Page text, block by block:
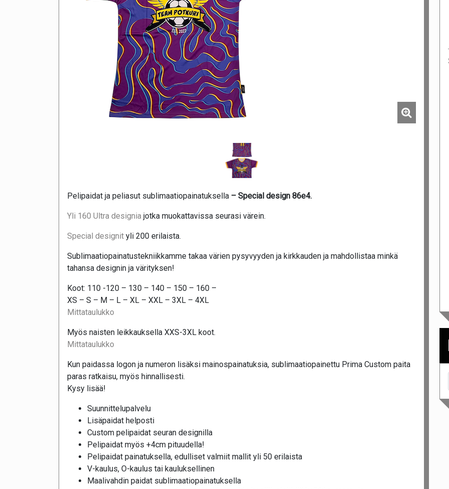
Pelipaidat ja peliasut sublimaatiopainatuksella – Special design 86e4.
Yli 160 Ultra designia jotka muokattavissa seurasi värein.
Special designit yli 200 erilaista.
Sublimaatiopainatustekniikkamme takaa värien pysyvyyden ja kirkkauden ja mahdollistaa minkä
tahansa designin ja värityksen!
Koot: 110 -120 – 130 – 140 – 150 – 160 –
XS – S – M – L – XL – XXL – 3XL – 4XL
Mittataulukko
Myös naisten leikkauksella XXS-3XL koot.
Mittataulukko
Kun paidassa logon ja numeron lisäksi mainospainatuksia, sublimaatiopainettu Prima Custom paita
paras ratkaisu, myös hinnallisesti.
Kysy lisää!
Suunnittelupalvelu
Lisäpaidat helposti
Custom pelipaidat seuran designilla
Pelipaidat myös +4cm pituudella!
Pelipaidat painatuksella, edulliset valmiit mallit yli 50 erilaista
V-kaulus, O-kaulus tai kauluksellinen
Maalivahdin paidat sublimaatiopainatuksella